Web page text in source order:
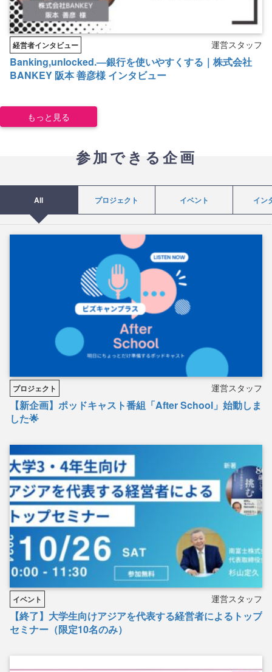
経営者インタビュー 運営スタッフ
Banking,unlocked.―銀行を使いやすくする｜株式会社
BANKEY 阪本 善彦様 インタビュー
もっと見る
参加できる企画
All プロジェクト イベント イン
プロジェクト 運営スタッフ
【新企画】ポッドキャスト番組「After School」始動しま
した🌟
イベント 運営スタッフ
【終了】大学生向けアジアを代表する経営者によるトップ
セミナー（限定10名のみ）